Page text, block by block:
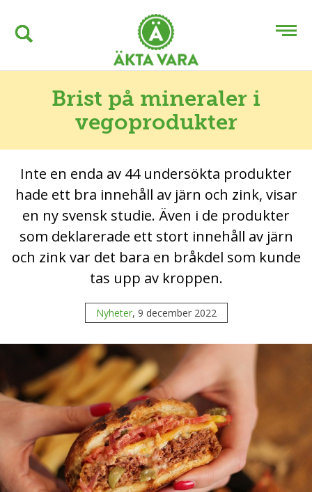
Brist på mineraler i
vegoprodukter
Inte en enda av 44 undersökta produkter
hade ett bra innehåll av järn och zink, visar
en ny svensk studie. Även i de produkter
som deklarerade ett stort innehåll av järn
och zink var det bara en bråkdel som kunde
tas upp av kroppen.
Nyheter, 9 december 2022